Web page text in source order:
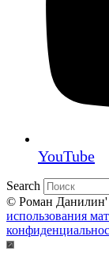
YouTube
Search
© Роман Данилин'
использования